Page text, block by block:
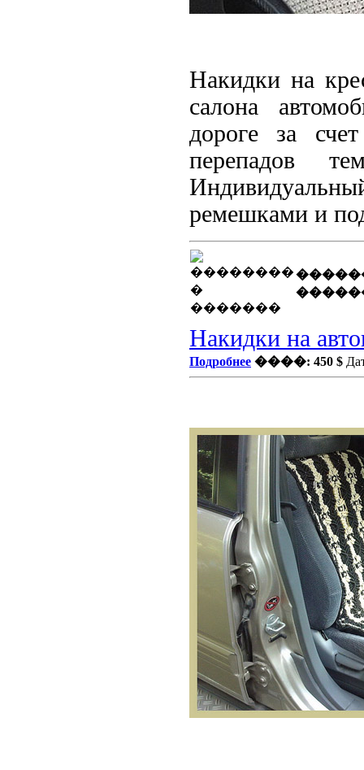
Накидки на
салона
дороге за
перепадов
ремешками и
Накидки на
Подробнее ����: 450 $